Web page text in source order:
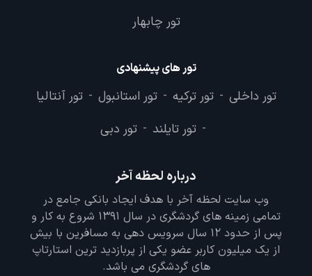
تور چابهار
تور های پیشنهادی
تور داخلی - تور ترکیه - تور استانبول - تور آنتالیا
- تور تایلند - تور دبی
درباره لحظه آخر
وب سایت لحظه آخر با هدف ایجاد بانکی جامع در
تمامی زمینه های گردشگری در سال 1391 شروع به کار و
پس از حدود 12 سال سرویس دهی به مسافرین با بیش
از یک میلیون کاربر عضو یکی از پربازدید ترین استارتاپ
های گردشگری می باشد.